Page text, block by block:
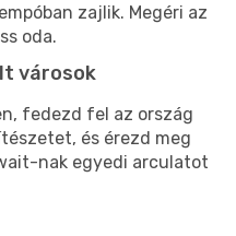
zajlik. Megéri az
oda.
városok
fedezd fel az ország
és érezd meg
nak egyedi arculatot